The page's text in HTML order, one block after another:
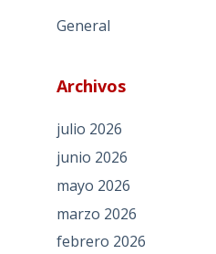
General
Archivos
julio 2026
junio 2026
mayo 2026
marzo 2026
febrero 2026